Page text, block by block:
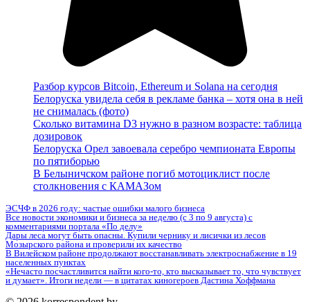
Разбор курсов Bitcoin, Ethereum и Solana на сегодня
Белоруска увидела себя в рекламе банка – хотя она в ней
не снималась (фото)
Сколько витамина D3 нужно в разном возрасте: таблица
дозировок
Белоруска Орел завоевала серебро чемпионата Европы
по пятиборью
В Белыничском районе погиб мотоциклист после
столкновения с КАМАЗом
ЭСЧФ в 2026 году: частые ошибки малого бизнеса
Все новости экономики и бизнеса за неделю (с 3 по 9 августа) с
комментариями портала «По делу»
Дары леса могут быть опасны. Купили чернику и лисички из лесов
Мозырского района и проверили их качество
В Вилейском районе продолжают восстанавливать электроснабжение в 19
населенных пунктах
«Нечасто посчастливится найти кого-то, кто высказывает то, что чувствует
и думает». Итоги недели — в цитатах киногероев Дастина Хоффмана